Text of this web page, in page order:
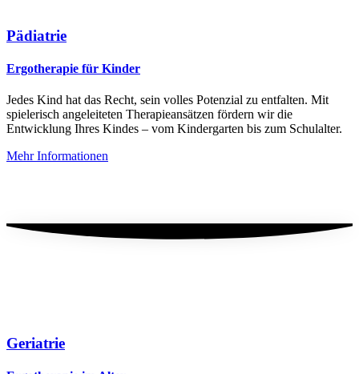
Pädiatrie
Ergotherapie für Kinder
Jedes Kind hat das Recht, sein volles Potenzial zu entfalten. Mit
spielerisch angeleiteten Therapieansätzen fördern wir die
Entwicklung Ihres Kindes – vom Kindergarten bis zum Schulalter.
Mehr Informationen
Geriatrie